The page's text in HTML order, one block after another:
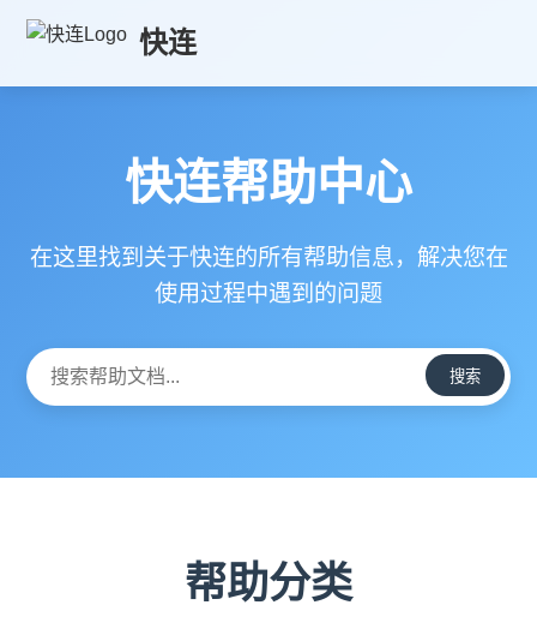
快连
快连帮助中心
在这里找到关于快连的所有帮助信息，解决您在
使用过程中遇到的问题
搜索
帮助分类